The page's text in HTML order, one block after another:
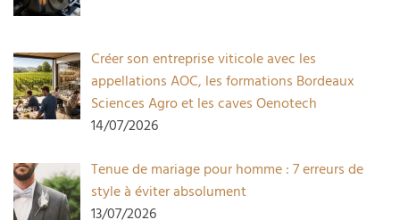
Créer son entreprise viticole avec les
appellations AOC, les formations Bordeaux
Sciences Agro et les caves Oenotech
14/07/2026
Tenue de mariage pour homme : 7 erreurs de
style à éviter absolument
13/07/2026